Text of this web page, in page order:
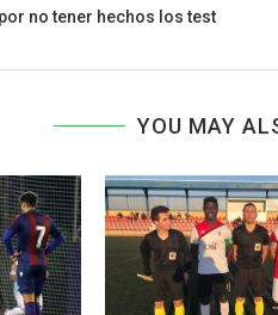
no tener hechos los test
YOU MAY